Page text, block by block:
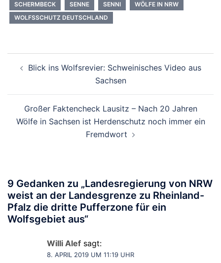
SCHERMBECK
SENNE SENNI
WÖLFE IN NRW
WOLFSSCHUTZ DEUTSCHLAND
Blick ins Wolfsrevier: Schweinisches Video aus
Sachsen
Großer Faktencheck Lausitz – Nach 20 Jahren
Wölfe in Sachsen ist Herdenschutz noch immer ein
Fremdwort
9 Gedanken zu „Landesregierung von NRW
weist an der Landesgrenze zu Rheinland-
Pfalz die dritte Pufferzone für ein
Wolfsgebiet aus“
Willi Alef sagt:
8. APRIL 2019 UM 11:19 UHR